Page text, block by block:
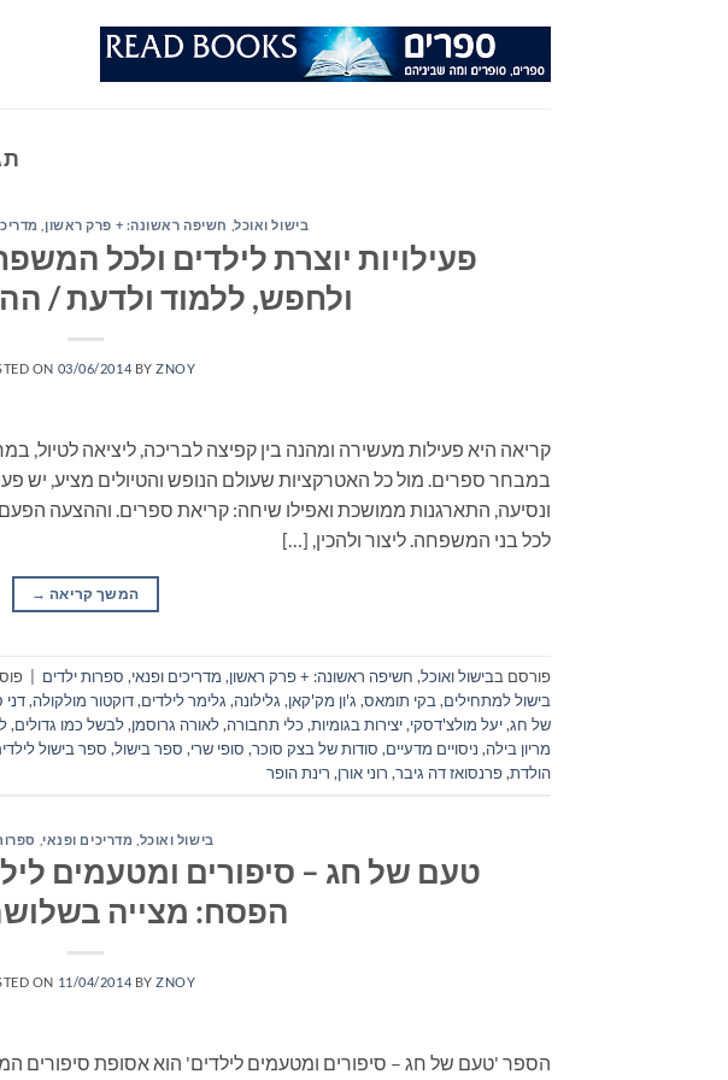
בישול ואוכל, חשיפה ראשונה: + פרק ראשון
פעילויות יוצרת לילדים ולכל
ולחפש, ללמוד ולדעת /
ON 03/06/2014 BYZNOY
קריאה היא פעילות מעשירה ומהנה בין קפיצה לבריכה, ליציאה לטיול,
במבחר ספרים. מול כל האטרקציות שעולם הנופש והטיולים מציע, יש
לכל בני המשפחה. ליצור ולהכין, […]
המשך קריאה →
פורסם בבישול ואוכל, חשיפה ראשונה: + פרק ראשון, מדריכים ופנאי, ספרות ילדים
בישול למתחילים, בקי תומאס, ג'ון מק'קאן, גלילונה, גלימר לילדים,דוקטור מולקולה,
של חג,יעל מולצ'דסקי,יצירות בגומיות, כלי תחבורה,לאורה גרוסמן,לבשל כמו גדולים,
מריון בילה, ניסויים מדעיים, סודות של בצק סוכר, סופי שרי, ספר בישול, ספר בישול
הולדת,פרנסואז דה גיבר, רוני אורן, רינת הופר
בישול ואוכל מדריכים ופנאי
טעם של חג – סיפורים ומטעמים
הפסח: מצייה
ON 11/04/2014 BYZNOY
הספר 'טעם של חג – סיפורים ומטעמים לילדים' הוא אסופת סיפורים